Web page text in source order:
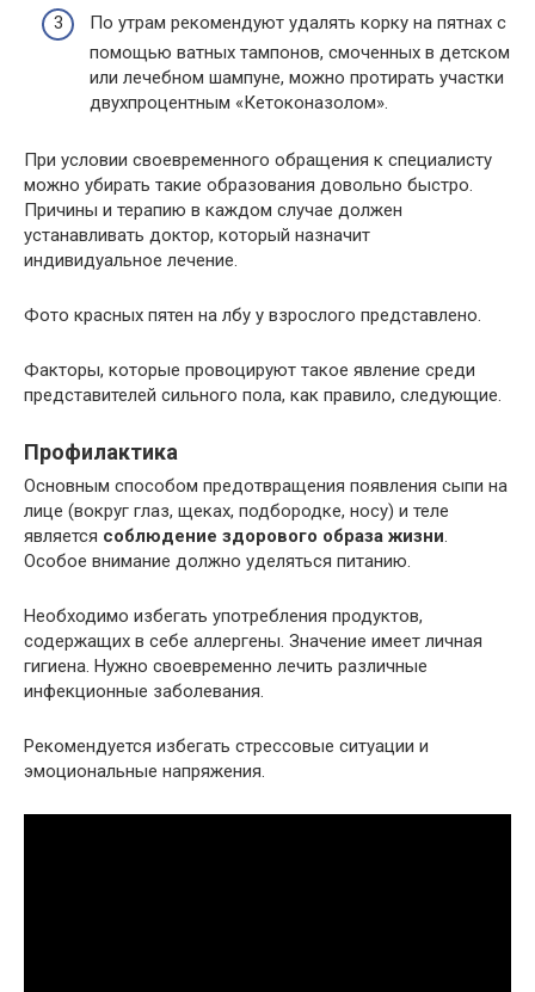
По утрам рекомендуют удалять корку на пятнах с
помощью ватных тампонов, смоченных в детском
или лечебном шампуне, можно протирать участки
двухпроцентным «Кетоконазолом».
При условии своевременного обращения к специалисту
можно убирать такие образования довольно быстро.
Причины и терапию в каждом случае должен
устанавливать доктор, который назначит
индивидуальное лечение.
Фото красных пятен на лбу у взрослого представлено.
Факторы, которые провоцируют такое явление среди
представителей сильного пола, как правило, следующие.
Профилактика
Основным способом предотвращения появления сыпи на
лице (вокруг глаз, щеках, подбородке, носу) и теле
является соблюдение здорового образа жизни
Особое внимание должно уделяться питанию.
Необходимо избегать употребления продуктов,
содержащих в себе аллергены. Значение имеет личная
гигиена. Нужно своевременно лечить различные
инфекционные заболевания.
Рекомендуется избегать стрессовые ситуации и
эмоциональные напряжения.